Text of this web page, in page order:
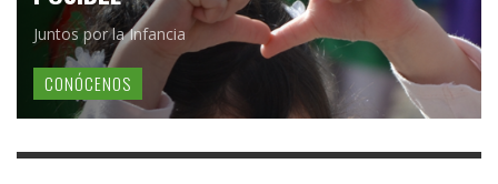
Juntos por la Infancia
CONÓCENOS